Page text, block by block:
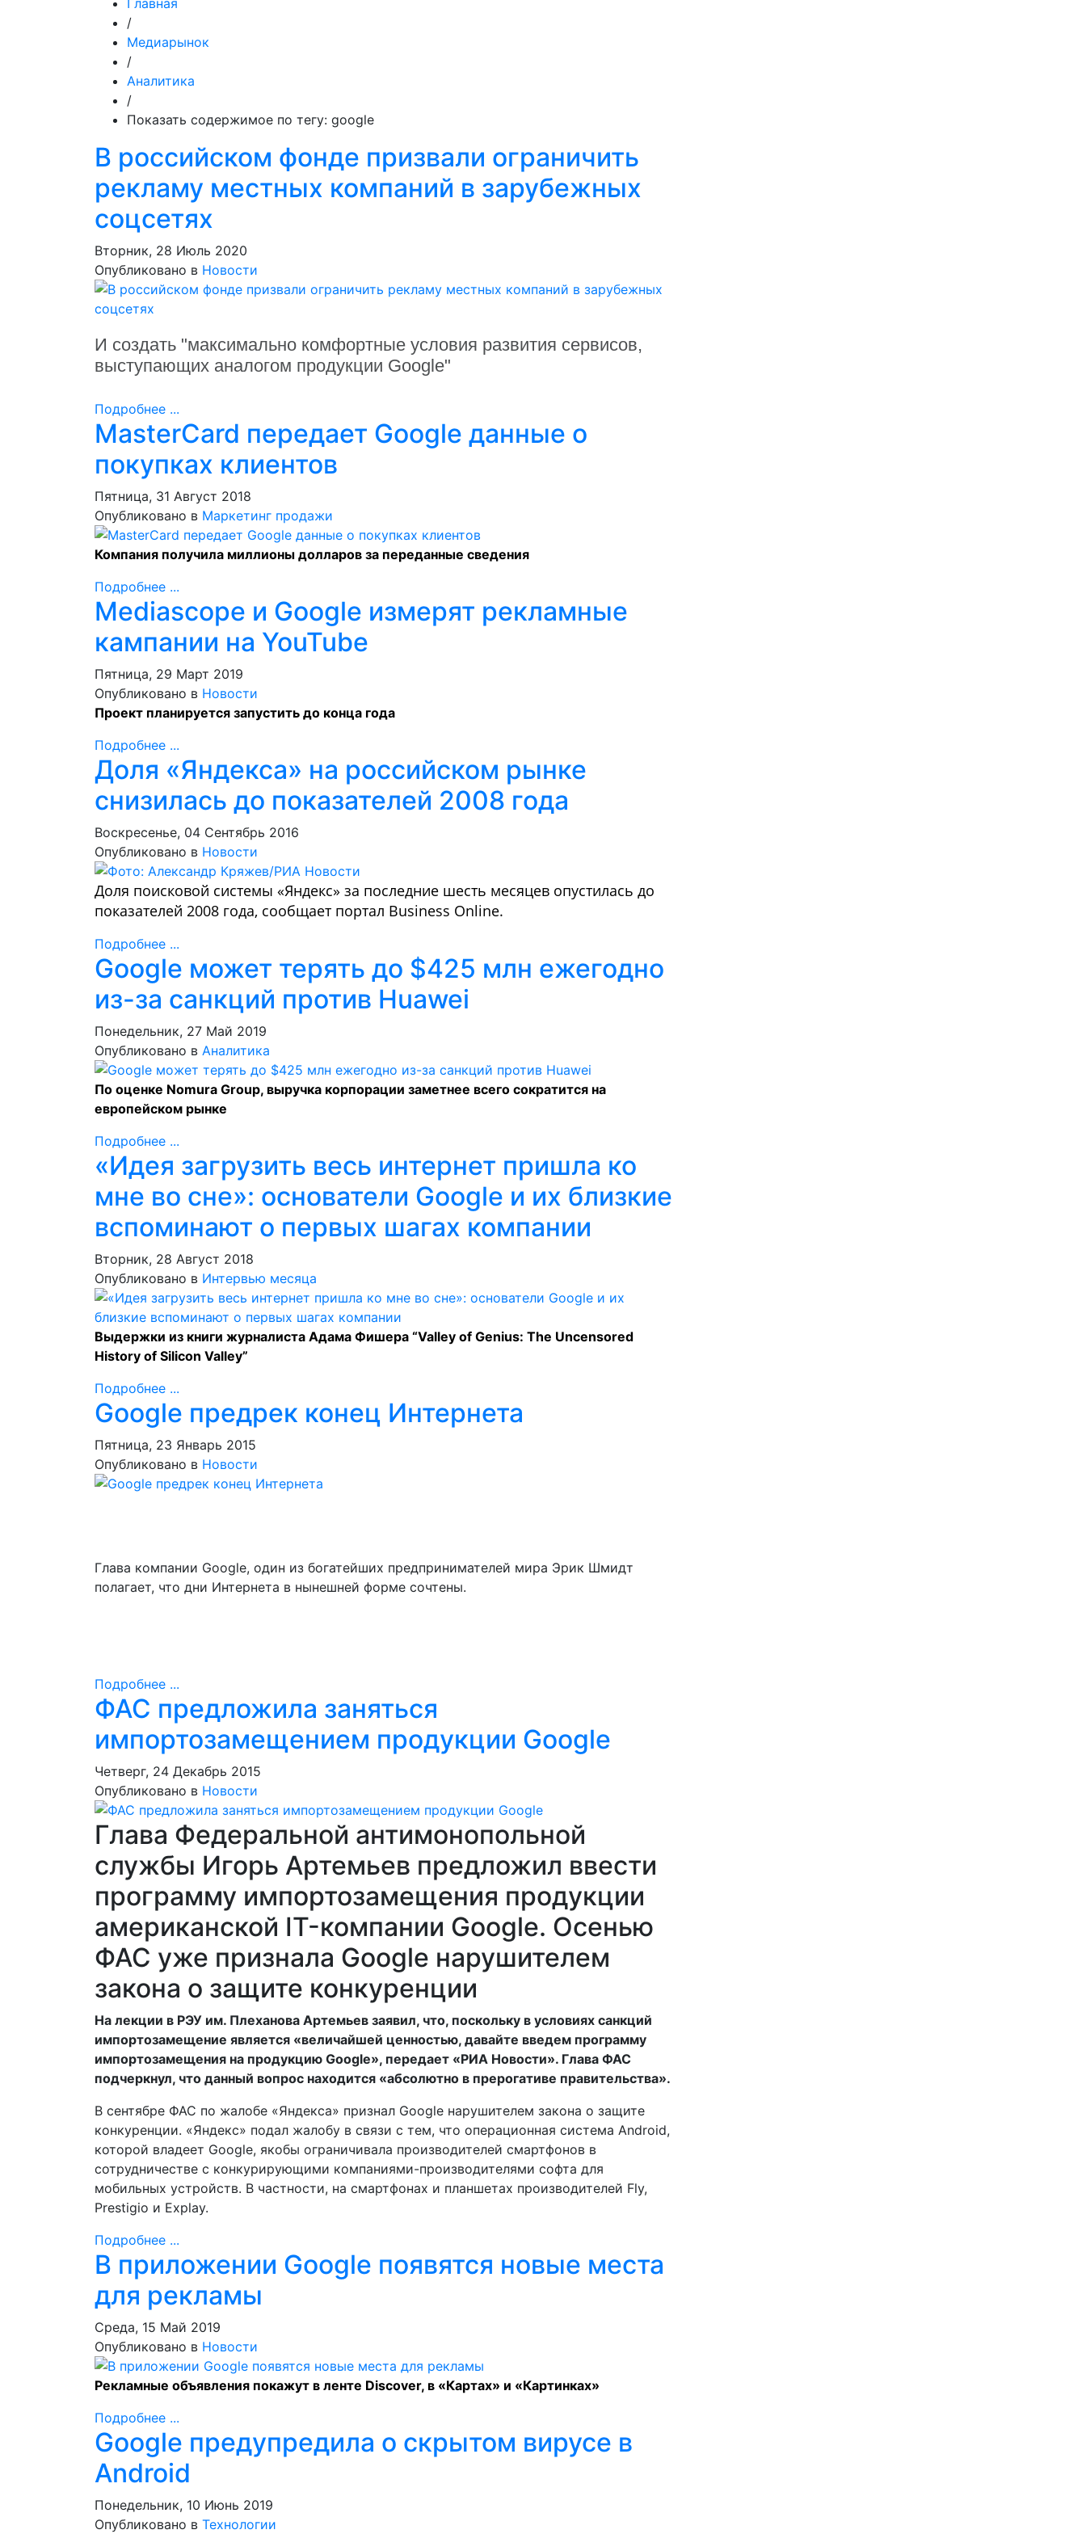
Главная
/
Медиарынок
/
Аналитика
/
Показать содержимое по тегу: google
В российском фонде призвали ограничить
рекламу местных компаний в зарубежных
соцсетях
Вторник, 28 Июль 2020
Опубликовано в Новости
И создать "максимально комфортные условия развития сервисов,
выступающих аналогом продукции Google"
Подробнее ...
MasterCard передает Google данные о
покупках клиентов
Пятница, 31 Август 2018
Опубликовано в Маркетинг продажи
Компания получила миллионы долларов за переданные сведения
Подробнее ...
Mediascope и Google измерят рекламные
кампании на YouTube
Пятница, 29 Март 2019
Опубликовано в Новости
Проект планируется запустить до конца года
Подробнее ...
Доля «Яндекса» на российском рынке
снизилась до показателей 2008 года
Воскресенье, 04 Сентябрь 2016
Опубликовано в Новости
Доля поисковой системы «Яндекс» за последние шесть месяцев опустилась до
показателей 2008 года, сообщает портал Business Online.
Подробнее ...
Google может терять до $425 млн ежегодно
из-за санкций против Huawei
Понедельник, 27 Май 2019
Опубликовано в Аналитика
По оценке Nomura Group, выручка корпорации заметнее всего сократится на
европейском рынке
Подробнее ...
«Идея загрузить весь интернет пришла ко
мне во сне»: основатели Google и их близкие
вспоминают о первых шагах компании
Вторник, 28 Август 2018
Опубликовано в Интервью месяца
Выдержки из книги журналиста Адама Фишера “Valley of Genius: The Uncensored
History of Silicon Valley”
Подробнее ...
Google предрек конец Интернета
Пятница, 23 Январь 2015
Опубликовано в Новости
Глава компании Google, один из богатейших предпринимателей мира Эрик Шмидт
полагает, что дни Интернета в нынешней форме сочтены.
Подробнее ...
ФАС предложила заняться
импортозамещением продукции Google
Четверг, 24 Декабрь 2015
Опубликовано в Новости
Глава Федеральной антимонопольной
службы Игорь Артемьев предложил ввести
программу импортозамещения продукции
американской IT-компании Google. Осенью
ФАС уже признала Google нарушителем
закона о защите конкуренции
На лекции в РЭУ им. Плеханова Артемьев заявил, что, поскольку в условиях санкций
импортозамещение является «величайшей ценностью, давайте введем программу
импортозамещения на продукцию Google», передает «РИА Новости». Глава ФАС
подчеркнул, что данный вопрос находится «абсолютно в прерогативе правительства».
В сентябре ФАС по жалобе «Яндекса» признал Google нарушителем закона о защите
конкуренции. «Яндекс» подал жалобу в связи с тем, что операционная система Android,
которой владеет Google, якобы ограничивала производителей смартфонов в
сотрудничестве с конкурирующими компаниями-производителями софта для
мобильных устройств. В частности, на смартфонах и планшетах производителей Fly,
Prestigio и Explay.
Подробнее ...
В приложении Google появятся новые места
для рекламы
Среда, 15 Май 2019
Опубликовано в Новости
Рекламные объявления покажут в ленте Discover, в «Картах» и «Картинках»
Подробнее ...
Google предупредила о скрытом вирусе в
Android
Понедельник, 10 Июнь 2019
Опубликовано в Технологии